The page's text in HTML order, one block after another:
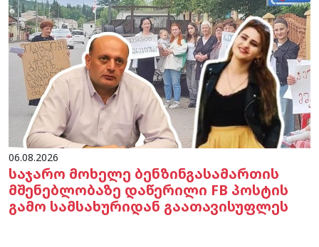
06.08.2026
საჯარო მოხელე ბენზინგასამართის
მშენებლობაზე დაწერილი FB პოსტის
გამო სამსახურიდან გაათავისუფლეს